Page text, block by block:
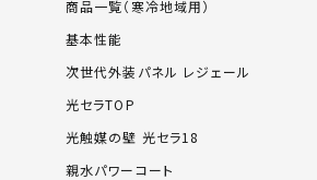
商品一覧（寒冷地域用）
基本性能
次世代外装パネル レジェール
光セラTOP
光触媒の壁 光セラ18
親水パワーコート